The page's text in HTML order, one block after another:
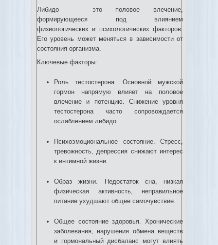
Либидо — это половое влечение,
формирующееся под влиянием
физиологических и психологических факторов.
Его уровень может меняться в зависимости от
состояния организма.
Ключевые факторы:
Роль тестостерона. Основной мужской
гормон напрямую влияет на половое
влечение и потенцию. Снижение уровня
тестостерона часто сопровождается
ослаблением либидо.
Психоэмоциональное состояние. Стресс,
тревожность, депрессия снижают интерес
к интимной жизни.
Образ жизни. Недостаток сна, низкая
физическая активность, неправильное
питание ухудшают общее самочувствие.
Общее состояние здоровья. Хронические
заболевания, нарушения обмена веществ
и гормональный дисбаланс могут влиять